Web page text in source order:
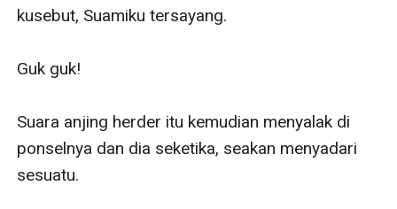
kusebut, Suamiku tersayang.
Guk guk!
Suara anjing herder itu kemudian menyalak di
ponselnya dan dia seketika, seakan menyadari
sesuatu.